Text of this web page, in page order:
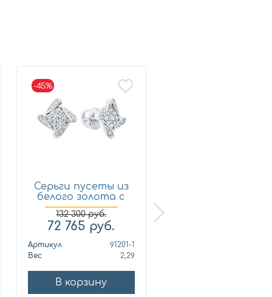
-45%
Серьги пусеты из
белого золота с
брил...
132 300руб.
72 765 руб.
Артикул
91201-1
Вес
2,29
В корзину